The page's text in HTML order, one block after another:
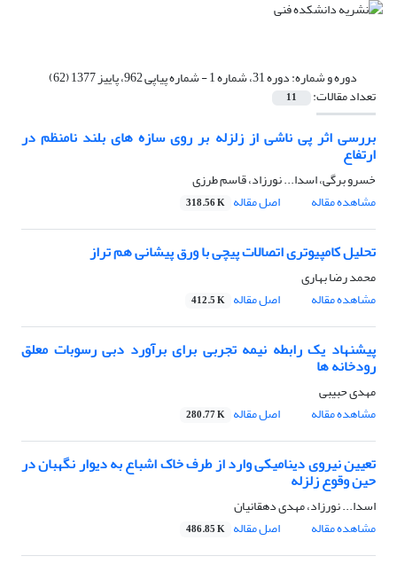
دوره و شماره:دوره 31، شماره 1 - شماره پیاپی 962، پاییز 1377 (62)
تعداد مقالات: 11
بررسی اثر پی ناشی از زلزله بر روی سازه های بلند نامنظم در
ارتفاع
خسرو برگی، اسدا... نورزاد، قاسم طرزی
مشاهده مقاله
اصل مقاله 318.56 K
تحلیل کامپیوتری اتصالات پیچی با ورق پیشانی هم تراز
محمد رضا بهاری
مشاهده مقاله
اصل مقاله 412.5 K
پیشنهاد یک رابطه نیمه تجربی برای برآورد دبی رسوبات معلق
رودخانه ها
مهدی حبیبی
مشاهده مقاله
اصل مقاله 280.77 K
تعیین نیروی دینامیکی وارد از طرف خاک اشباع به دیوار نگهبان در
حین وقوع زلزله
اسدا... نورزاد، مهدی دهقانیان
مشاهده مقاله
اصل مقاله 486.85 K